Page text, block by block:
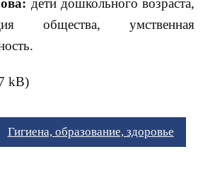
дети дошкольного возраста,
общества, умственная
kB)
Гигиена, образование, здоровье